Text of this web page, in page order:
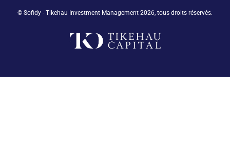
© Sofidy - Tikehau Investment Management 2026, tous droits réservés.